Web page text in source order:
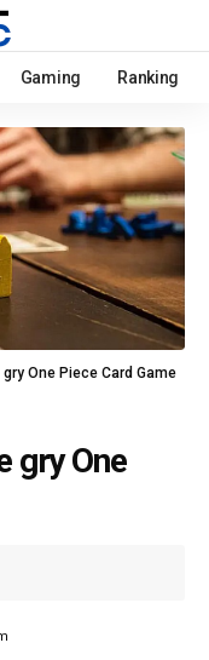
Gaming Ranking
One Piece Card Game
gry One